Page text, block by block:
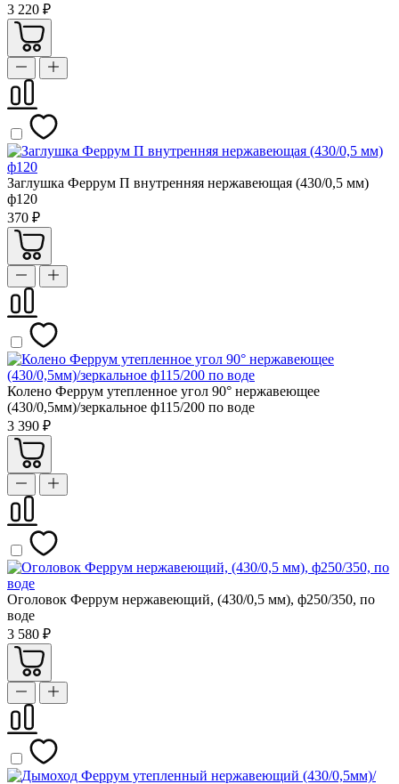
3 220 ₽
Заглушка Феррум П внутренняя нержавеющая (430/0,5 мм)
ф120
370 ₽
Колено Феррум утепленное угол 90° нержавеющее
(430/0,5мм)/зеркальное ф115/200 по воде
3 390 ₽
Оголовок Феррум нержавеющий, (430/0,5 мм), ф250/350, по
воде
3 580 ₽